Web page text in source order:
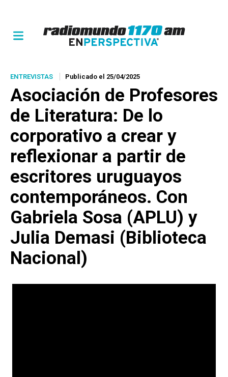
ENTREVISTAS Publicado el 25/04/2025
Asociación de Profesores
de Literatura: De lo
corporativo a crear y
reflexionar a partir de
escritores uruguayos
contemporáneos. Con
Gabriela Sosa (APLU) y
Julia Demasi (Biblioteca
Nacional)